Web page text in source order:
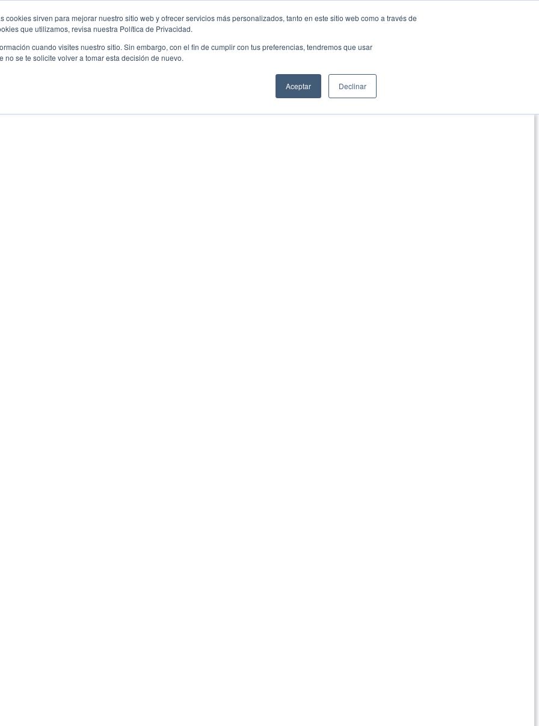
cookies sirven para mejorar nuestro sitio web y ofrecer servicios más personalizados, tanto en este sitio web como a través de
que utilizamos, revisa nuestra Política de Privacidad.
cuando visites nuestro sitio. Sin embargo, con el fin de cumplir con tus preferencias, tendremos que usar
se te solicite volver a tomar esta decisión de nuevo.
Aceptar Declinar